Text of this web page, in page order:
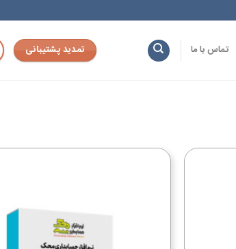
تماس با ما تمدید پشتیبانی